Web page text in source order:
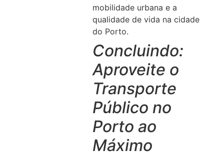
mobilidade urbana e a
qualidade de vida na cidade
do Porto.
Concluindo:
Aproveite o
Transporte
Público no
Porto ao
Máximo